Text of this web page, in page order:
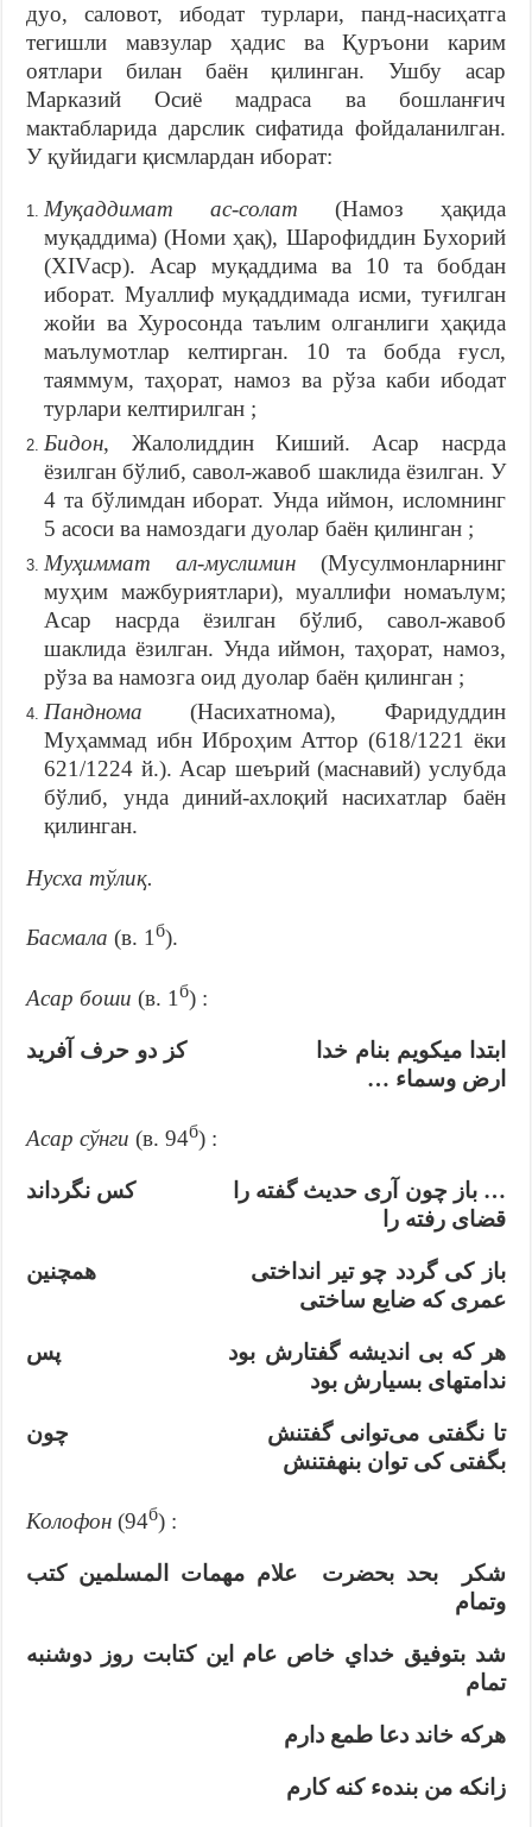
дуо, саловот, ибодат турлари, панд-насиҳатга
тегишли мавзулар ҳадис ва Қуръони карим
оятлари билан баён қилинган. Ушбу асар
Марказий Осиё мадраса ва бошланғич
мактабларида дарслик сифатида фойдаланилган.
У қуйидаги қисмлардан иборат:
Муқаддимат ас-солат (Намоз ҳақида
муқаддима) (Номи ҳақ), Шарофиддин Бухорий
(XIVаср). Асар муқаддима ва 10 та бобдан
иборат. Муаллиф муқаддимада исми, туғилган
жойи ва Хуросонда таълим олганлиги ҳақида
маълумотлар келтирган. 10 та бобда ғусл,
таяммум, таҳорат, намоз ва рўза каби ибодат
турлари келтирилган ;
Бидон, Жалолиддин Киший. Асар насрда
ёзилган бўлиб, савол-жавоб шаклида ёзилган. У
4 та бўлимдан иборат. Унда иймон, исломнинг
5 асоси ва намоздаги дуолар баён қилинган ;
Муҳиммат ал-муслимин (Мусулмонларнинг
муҳим мажбуриятлари), муаллифи номаълум;
Асар насрда ёзилган бўлиб, савол-жавоб
шаклида ёзилган. Унда иймон, таҳорат, намоз,
рўза ва намозга оид дуолар баён қилинган ;
Панднома (Насихатнома), Фаридуддин
Муҳаммад ибн Иброҳим Аттор (618/1221 ёки
621/1224 й.). Асар шеърий (маснавий) услубда
бўлиб, унда диний-ахлоқий насихатлар баён
қилинган.
Нусха тўлиқ.
Басмала(в. 1б).
Асар боши (в. 1б) :
ابتدا ميكويم بنام خدا كز دو حرف آفريد
ارض وسماء …
Асар сўнги (в. 94б) :
… باز چون آری حدیث گفته را کس نگرداند
قضای رفته را
باز کی گردد چو تیر انداختی همچنین
عمری که ضایع ساختی
هر که بی اندیشه گفتارش بود پس
ندامتهای بسیارش بود
تا نگفتی می‌توانی گفتنش چون
بگفتی کی توان بنهفتنش
Колофон(94б) :
شكر بحد بحضرت علام مهمات المسلمين كتب
وتمام
شد بتوفيق خداي خاص عام اين كتابت روز دوشنبه
تمام
هركه خاند دعا طمع دارم
زانكه من بندهء كنه كارم